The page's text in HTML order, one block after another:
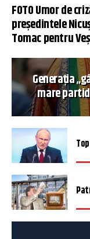
FOTO Umor de
președintele
Tomac pentru
Generația
mare